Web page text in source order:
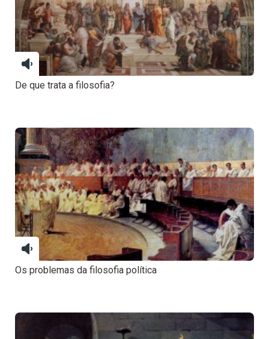
De que trata a filosofia?
Os problemas da filosofia política